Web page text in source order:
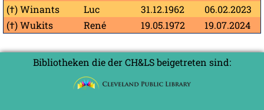
(†) Winants
Luc 31.12.1962 06.02.2023
(†) Wukits
René 19.05.1972 19.07.2024
Bibliotheken die der CH&LS beigetreten sind: